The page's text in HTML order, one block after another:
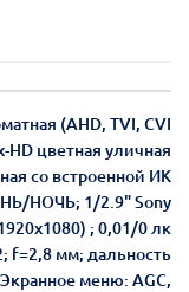
(AHD, TVI, CVI
HD цветная уличная
со встроенной ИК
НОЧЬ; 1/2.9" Sony
; 0,01/0 лк
f=2,8 мм; дальность
меню: AGC,